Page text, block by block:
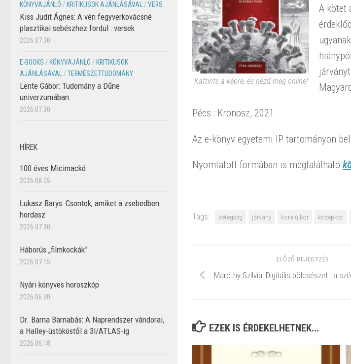
Kattints a képre, és nézd meg online!
A kötet
Pécs : Kronosz, 2021
Az e-könyv egyetemi IP tartományon
Nyomtatott formában is megtalálható
Tags: betegség járvány kora újkor középkor
ELŐZŐ BEJEGYZÉS
Maróthy Szilvia: Digitális bölcsészet : a
EZEK IS ÉRDEKELHETNEK...
KÖNYVAJÁNLÓ / KRITIKUSOK AJÁNLÁSÁVAL /VERS
Kiss Judit Ágnes: A vén fegyverkovácsné
plasztikai sebészhez fordul : versek
2026.07.30.
E-BOOKS / KÖNYVAJÁNLÓ / KRITIKUSOK
AJÁNLÁSÁVAL
/TERMÉSZETTUDOMÁNY
Lente Gábor: Tudomány a Dűne
univerzumában
2026.07.30.
HÍREK
100 éves Micimackó
2026.08.05.
Łukasz Barys: Csontok, amiket a zsebedben
hordasz
2026.07.30.
Háborús „filmkockák”
2026.07.15.
Nyári könyves horoszkóp
2026.06.30.
Dr. Barna Barnabás: A Naprendszer vándorai,
a Halley-üstököstől a 3I/ATLAS-ig
2026.06.18.